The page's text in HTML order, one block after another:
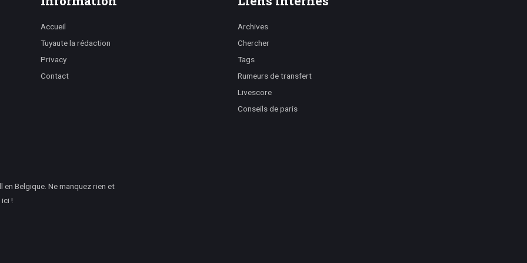
Accueil
Tuyaute la rédaction
Privacy
Contact
Archives
Chercher
Tags
Rumeurs de transfert
Livescore
Conseils de paris
Belgique. Ne manquez rien et
!